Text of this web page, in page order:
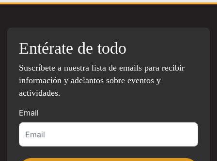
Entérate de todo
Suscríbete a nuestra lista de emails para recibir
información y adelantos sobre eventos y
actividades.
Email